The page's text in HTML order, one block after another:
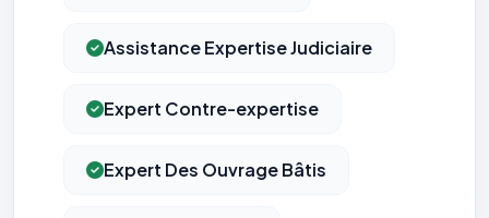
Assistance Expertise Judiciaire
Expert Contre-expertise
Expert Des Ouvrage Bâtis